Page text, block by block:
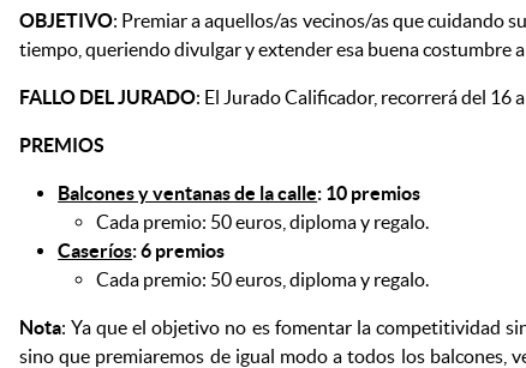
OBJETIVO: Premiar a aquellos/as vecinos/as que cuidando
tiempo, queriendo divulgar y extender esa buena costumbre
FALLO DEL JURADO: El Jurado Calificador, recorrerá del 16
PREMIOS
Balcones y ventanas de la calle: 10 premios
Cada premio: 50 euros, diploma y regalo.
Caseríos: 6 premios
Cada premio: 50 euros, diploma y regalo.
Nota: Ya que el objetivo no es fomentar la competitividad
sino que premiaremos de igual modo a todos los balcones,